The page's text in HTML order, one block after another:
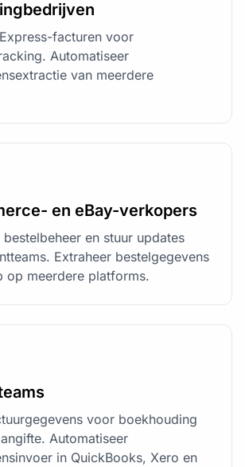
facturen voor
Automatiseer
van meerdere
en eBay-verkopers
en stuur updates
Extraheer bestelgegevens
op meerdere platforms.
voor boekhouding
Automatiseer
in QuickBooks, Xero en